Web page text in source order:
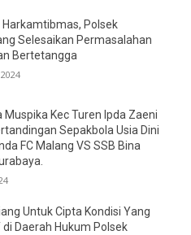
Harkamtibmas, Polsek
Selesaikan Permasalahan
Bertetangga
Muspika Kec Turen Ipda Zaeni
Sepakbola Usia Dini
FC Malang VS SSB Bina
Untuk Cipta Kondisi Yang
di Daerah Hukum Polsek